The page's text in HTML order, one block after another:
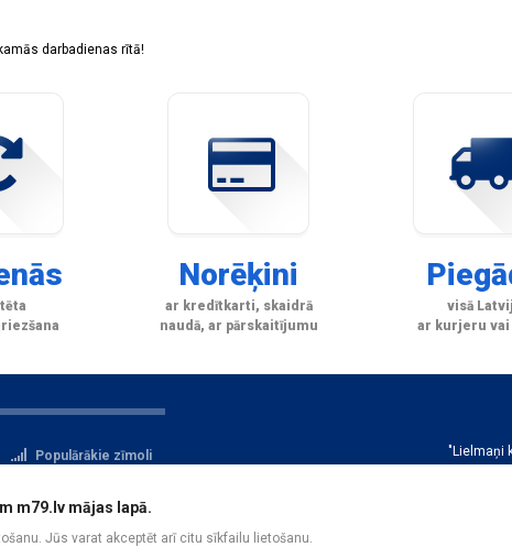
darbadienas rītā!
Norēķini
ar kredītkarti, skaidrā
naudā, ar pārskaitījumu
visā
ar kurjeru vai
Populārākie zīmoli
Reģistrācija
"Lielmaņi
m79.lv mājas lapā.
Jūs varat akceptēt arī citu sīkfailu lietošanu.